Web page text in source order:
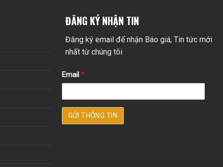
ĐĂNG KÝ NHẬN TIN
Đăng ký email để nhận Báo giá, Tin tức mới
nhất từ chúng tôi
Email *